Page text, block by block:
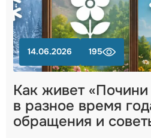
14.06.2026 195
Как живет
в разное время
обращения и